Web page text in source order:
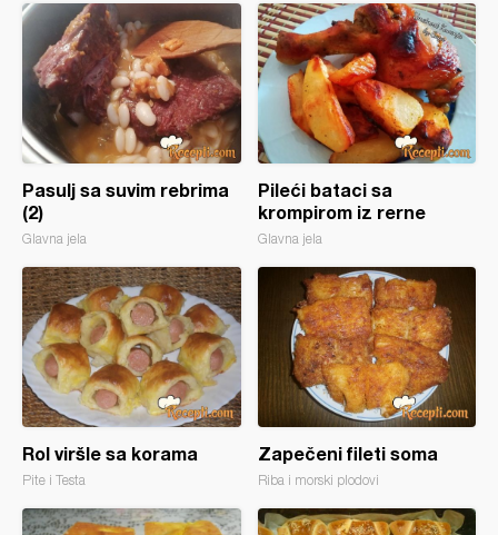
Pasulj sa suvim rebrima
(2)
Glavna jela
Pileći bataci sa
krompirom iz rerne
Glavna jela
Rol viršle sa korama
Pite i Testa
Zapečeni fileti soma
Riba i morski plodovi